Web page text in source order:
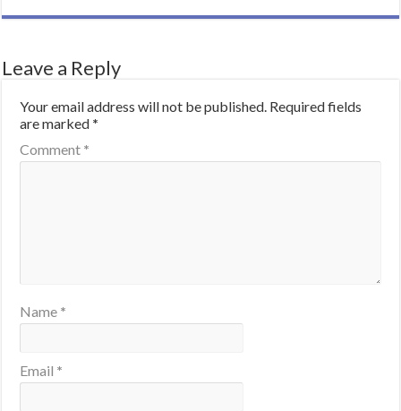
Leave a Reply
Your email address will not be published. Required fields
are marked *
Comment *
Name *
Email *